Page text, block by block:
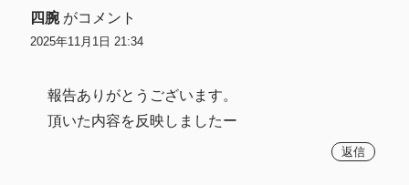
四腕 がコメント
2025年11月1日 21:34
報告ありがとうございます。
頂いた内容を反映しましたー
返信